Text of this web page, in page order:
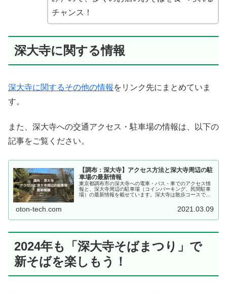
チャンス！
深大寺に関する情報
深大寺に関するその他の情報 をリンク先にまとめていま
す。
また、深大寺への交通アクセス・駐車場の情報は、以下の
記事をご覧ください。
【調布：深大寺】アクセス方法と深大寺周辺の駐
車場の最新情報
東京都調布市の深大寺への電車・バス・車でのアクセス情
報と、深大寺周辺の駐車場（コインパーキング、民間駐車
場）の最新情報を載せています。深大寺は散歩コースであ
oton-tech.com 2021.03.09
2024年も「深大寺そばまつり」で
新そばを楽しもう！